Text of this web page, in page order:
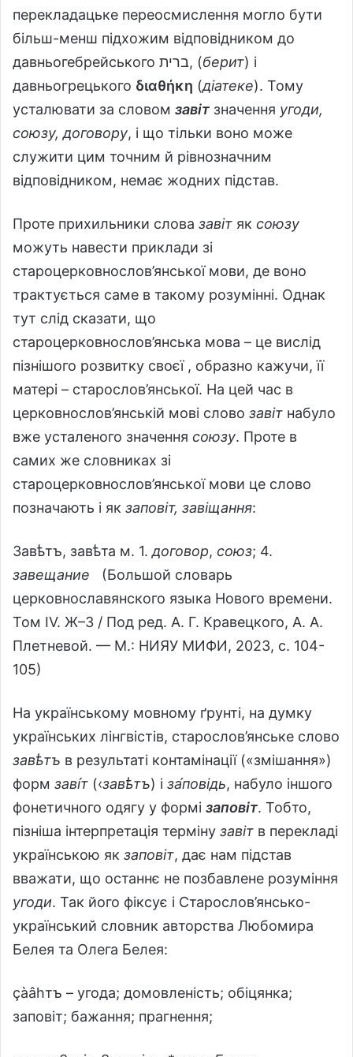
перекладацьке переосмислення могло бути
більш-менш підхожим відповідником до
давньогебрейського ברית‎, (берит) і
давньогрецького διαθήκη (діатеке). Тому
усталювати за словом завіт значення угоди,
союзу, договору, і що тільки воно може
служити цим точним й рівнозначним
відповідником, немає жодних підстав.
Проте прихильники слова завіт як союзу
можуть навести приклади зі
староцерковнослов’янської мови, де воно
трактується саме в такому розумінні. Однак
тут слід сказати, що
староцерковнослов’янська мова – це вислід
пізнішого розвитку своєї , образно кажучи, її
матері – старослов’янської. На цей час в
церковнослов’янській мові слово завіт набуло
вже усталеного значення союзу. Проте в
самих же словниках зі
староцерковнослов’янської мови це слово
позначають і як заповіт, завіщання:
Завѣтъ, завѣта м. 1.договор, союз; 4.
завещание (Большой словарь
церковнославянского языка Нового времени.
Том IV. Ж–З / Под ред. А. Г. Кравецкого, А. А.
Плетневой. — М.: НИЯУ МИФИ, 2023, с. 104-
105)
На українському мовному ґрунті, на думку
українських лінгвістів, старослов’янське слово
завѣтъ в результаті контамінації («змішання»)
форм заві́т (‹завѣтъ) і за́повідь, набуло іншого
фонетичного одягу у формі заповіт. Тобто,
пізніша інтерпретація терміну завіт в перекладі
українською як заповіт, дає нам підстав
вважати, що останнє не позбавлене розуміння
угоди. Так його фіксує і Старослов’янсько-
український словник авторства Любомира
Белея та Олега Белея:
çàâhтъ – угода; домовленість; обіцянка;
заповіт; бажання; прагнення;